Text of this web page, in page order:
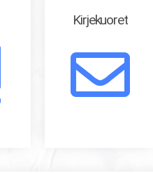
Kirjekuoret